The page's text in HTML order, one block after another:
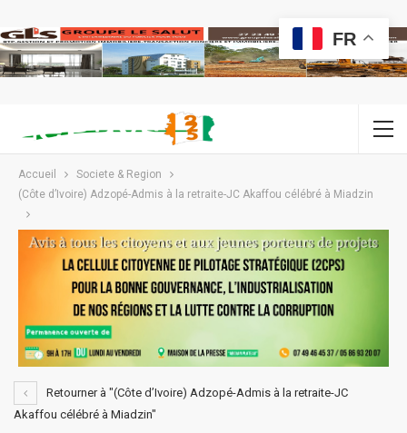
Accueil
Societe & Region
(Côte d’Ivoire) Adzopé-Admis à la retraite-JC Akaffou célébré à Miadzin
Retourner à "(Côte d’Ivoire) Adzopé-Admis à la retraite-JC
Akaffou célébré à Miadzin"
FR